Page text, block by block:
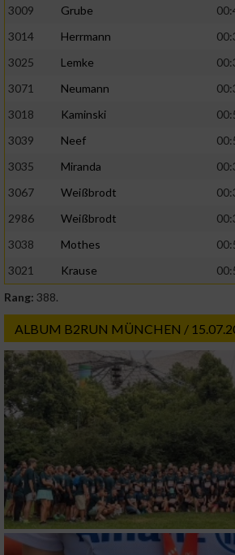
3009
Grube
3014
Herrmann
3025
Lemke
3071
Neumann
3018
Kaminski
3039
Neef
3035
Miranda
3067
Weißbrodt
2986
Weißbrodt
3038
Mothes
3021
Krause
Rang: 388.
ALBUM B2RUN MÜNCHEN /